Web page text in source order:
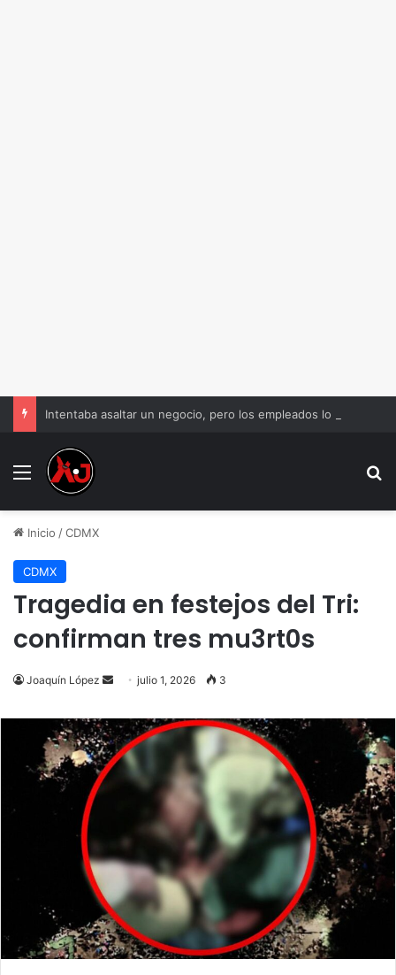
Menu
Inicio /CDMX
CDMX
Tragedia en festejos del Tri:
confirman tres mu3rt0s
Joaquín López
Send
email
julio 1, 2026 3